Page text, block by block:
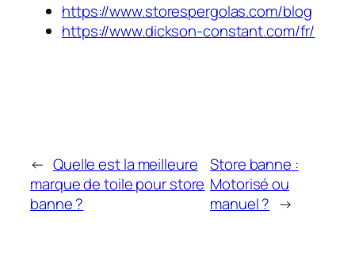
https://www.storespergolas.com/blog
https://www.dickson-constant.com/fr/
← Quelle est la meilleure
marque de toile pour store
banne ?
Store banne :
Motorisé ou
manuel ? →